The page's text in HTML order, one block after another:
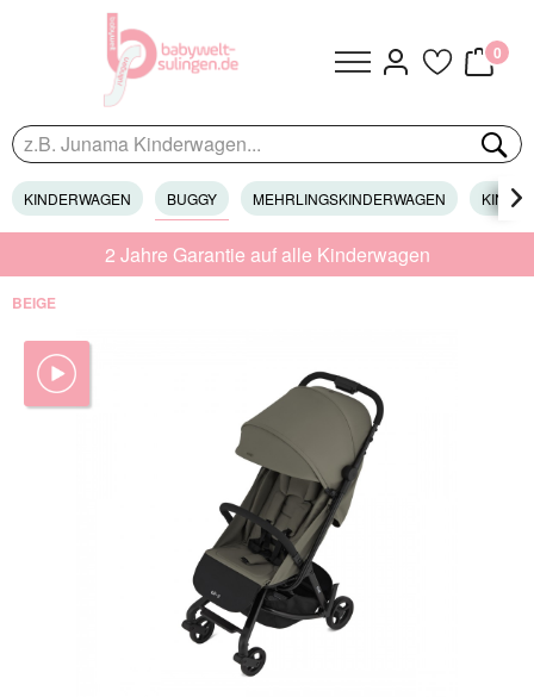
0
KINDERWAGEN BUGGY MEHRLINGSKINDERWAGEN 
2 Jahre Garantie auf alle Kinderwagen
BEIGE